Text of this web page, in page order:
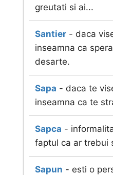
greutati si ai...
Santier - daca
inseamna ca
desarte.
Sapa - daca te
inseamna ca te
Sapca -
faptul ca ar trebui
Sapun - esti o